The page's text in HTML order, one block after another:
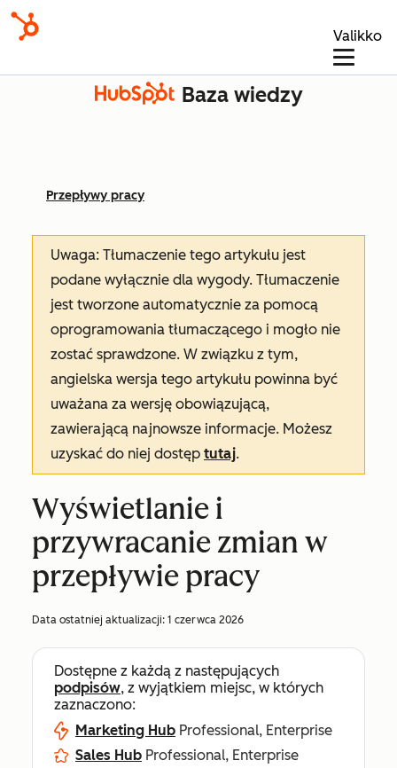
Valikko
Baza wiedzy
Przepływy pracy
Uwaga: Tłumaczenie tego artykułu jest
podane wyłącznie dla wygody. Tłumaczenie
jest tworzone automatycznie za pomocą
oprogramowania tłumaczącego i mogło nie
zostać sprawdzone. W związku z tym,
angielska wersja tego artykułu powinna być
uważana za wersję obowiązującą,
zawierającą najnowsze informacje. Możesz
uzyskać do niej dostęp tutaj.
Wyświetlanie i
przywracanie zmian w
przepływie pracy
Data ostatniej aktualizacji: 1 czerwca 2026
Dostępne z każdą z następujących
podpisów, z wyjątkiem miejsc, w których
zaznaczono:
Marketing Hub Professional, Enterprise
Sales Hub Professional, Enterprise